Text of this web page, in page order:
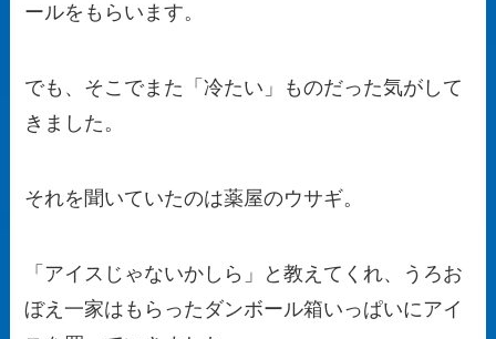
ールをもらいます。
でも、そこでまた「冷たい」ものだった気がして
きました。
それを聞いていたのは薬屋のウサギ。
「アイスじゃないかしら」と教えてくれ、うろお
ぼえ一家はもらったダンボール箱いっぱいにアイ